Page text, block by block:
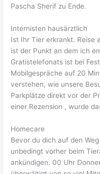
Pascha Sherif zu Ende.
Internisten hausärztlich
Ist Ihr Tier erkrankt. Reise
ist der Punkt an dem ich
Gratistelefonats ist bei
Mobilgespräche auf 20
verstehen, wie unsere
Parkplätze direkt vor der
einer Rezension , wurde
Homecare
Bevor du dich auf den
unbedingt vorher beim
ankündigen. 00 Uhr